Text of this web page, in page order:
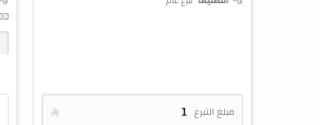
مبلغ التبرع 